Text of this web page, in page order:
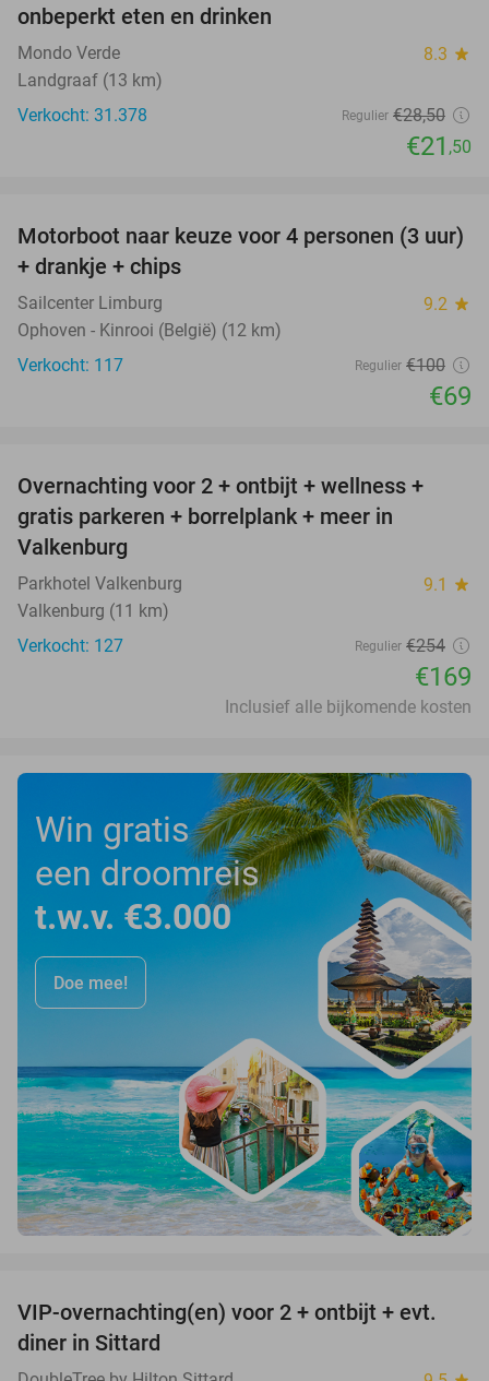
onbeperkt eten en drinken
Mondo Verde 8.3 star
Landgraaf (13 km)
Verkocht: 31.378
Regulier €28,50
€21 ,50
31%
Motorboot naar keuze voor 4 personen (3 uur)
+ drankje + chips
Sailcenter Limburg 9.2 star
Ophoven - Kinrooi (België) (12 km)
Verkocht: 117
Regulier €100
€69
33%
Overnachting voor 2 + ontbijt + wellness +
gratis parkeren + borrelplank + meer in
Valkenburg
Parkhotel Valkenburg 9.1 star
Valkenburg (11 km)
Verkocht: 127
Regulier €254
€169
Inclusief alle bijkomende kosten
Win gratis
een droomreis
t.w.v. €3.000
Doe mee!
33%
VIP-overnachting(en) voor 2 + ontbijt + evt.
diner in Sittard